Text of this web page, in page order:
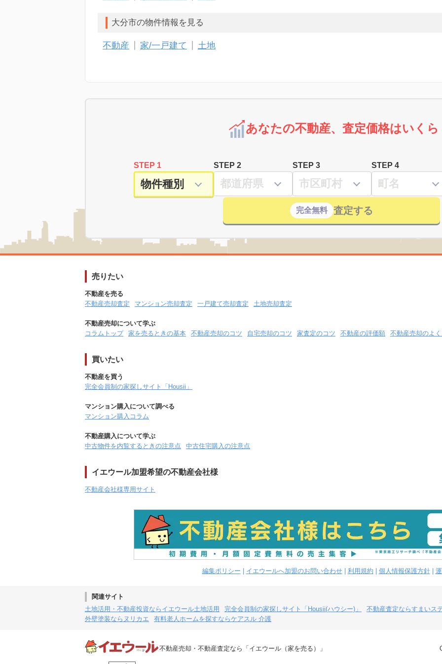
大分市の物件情報を見る
不動産 家/一戸建て 土地
あなたの不動産、査定価格はいくら
STEP 1 STEP 2 STEP 3 STEP 4
完全無料 査定する
売りたい
不動産を売る
不動産売却査定
マンション売却査定 一戸建て売却査定 土地売却査定
不動産売却について学ぶ
コラムトップ
家を売るときの基本 不動産売却のコツ 自宅売却のコツ 家査定のコツ 不動産の評価額 不動産売却のよ
買いたい
不動産を買う
完全会員制の家探しサイト「Housii」
マンション購入について調べる
マンション購入コラム
不動産購入について学ぶ
中古物件を内覧するときの注意点
中古住宅購入の注意点
イエウール加盟希望の不動産会社様
不動産会社様専用サイト
編集ポリシー イエウールへ加盟のお問い合わせ| 利用規約 個人情報保護方針|
関連サイト
土地活用・不動産投資ならイエウール土地活用
完全会員制の家探しサイト「Housii(ハウシー)」
不動産査定ならすまいス
外壁塗装ならヌリカエ
有料老人ホームを探すならケアスル 介護
不動産売却・不動産査定なら「イエウール（家を売る）」